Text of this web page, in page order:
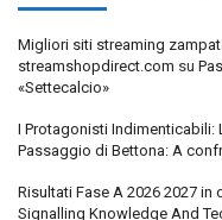
Migliori siti streaming
streamshopdirect.com su
«Settecalcio»
I Protagonisti Indimenticabili:
Passaggio di Bettona: A
Risultati Fase A 2026 2027
Signalling Knowledge And